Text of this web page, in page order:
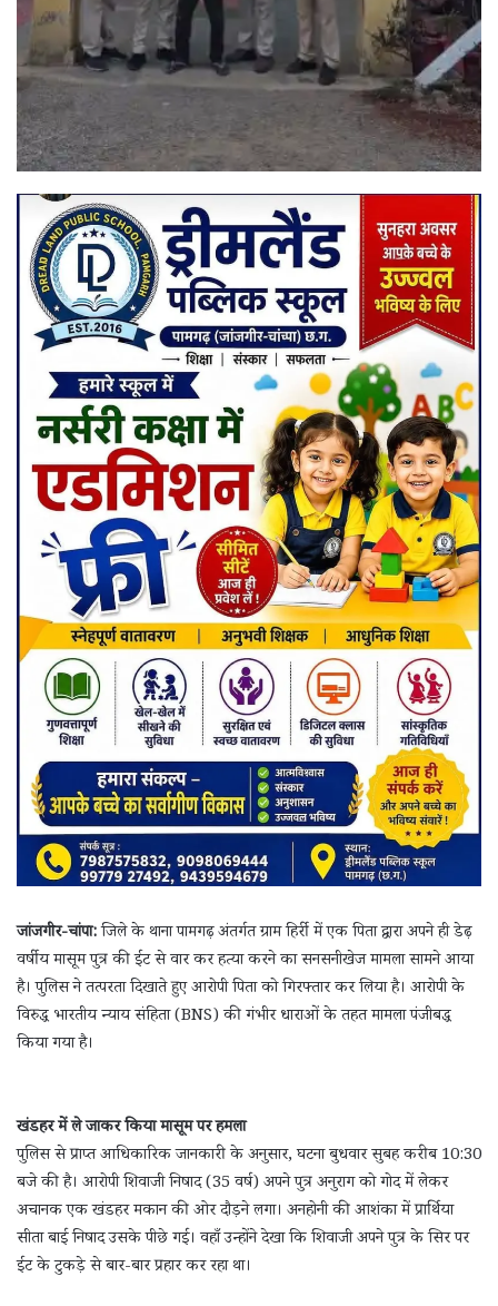
जांजगीर-चांपा:जिले के थाना पामगढ़ अंतर्गत ग्राम हिर्री में एक पिता द्वारा अपने ही डेढ़
वर्षीय मासूम पुत्र की ईंट से वार कर हत्या करने का सनसनीखेज मामला सामने आया
है। पुलिस ने तत्परता दिखाते हुए आरोपी पिता को गिरफ्तार कर लिया है। आरोपी के
विरुद्ध भारतीय न्याय संहिता (BNS) की गंभीर धाराओं के तहत मामला पंजीबद्ध
किया गया है।
खंडहर में ले जाकर किया मासूम पर हमला
पुलिस से प्राप्त आधिकारिक जानकारी के अनुसार, घटना बुधवार सुबह करीब 10:30
बजे की है। आरोपी शिवाजी निषाद (35 वर्ष) अपने पुत्र अनुराग को गोद में लेकर
अचानक एक खंडहर मकान की ओर दौड़ने लगा। अनहोनी की आशंका में प्रार्थिया
सीता बाई निषाद उसके पीछे गईं। वहाँ उन्होंने देखा कि शिवाजी अपने पुत्र के सिर पर
ईंट के टुकड़े से बार-बार प्रहार कर रहा था।